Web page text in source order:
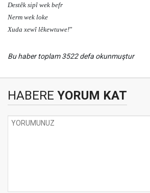
Destêk sipî wek befr
Nerm wek loke
Xuda xewî lêkewtuwe!”
Bu haber toplam 3522 defa okunmuştur
HABERE YORUM KAT